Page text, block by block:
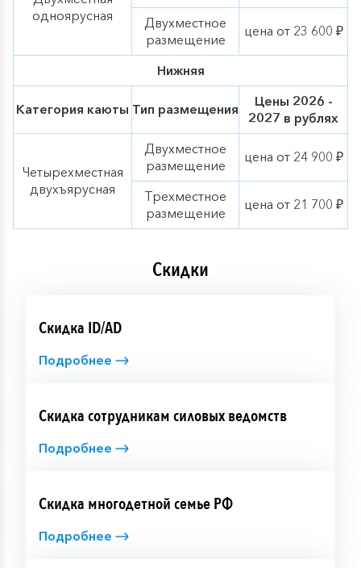
одноярусная
Двухместное
размещение
цена от 23 600 ₽
Нижняя
Категория каюты Тип размещения
Цены 2026 -
2027 в рублях
Четырехместная
двухъярусная
Двухместное
размещение
цена от 24 900 ₽
Трехместное
размещение
цена от 21 700 ₽
Скидки
Скидка ID/AD
Подробнее
Скидка сотрудникам силовых ведомств
Подробнее
Скидка многодетной семье РФ
Подробнее